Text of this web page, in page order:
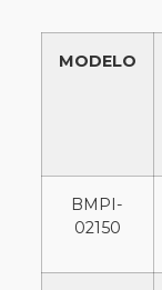
MODELO
BMPI-
02150